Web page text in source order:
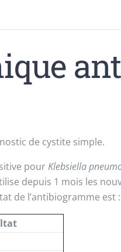
de cystite simple.
pourKlebsiella
depuis 1 mois les
de l’antibiogramme est :